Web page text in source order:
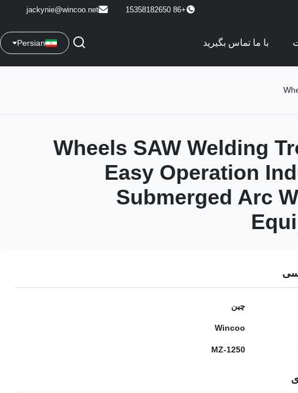
+86 15358182650
jackynie@wincoo.net
با ما تماس بگیرید Persian
4 Wheels SAW Welding
Easy Operation
Submerged Arc
چین
Wincoo
MZ-1250